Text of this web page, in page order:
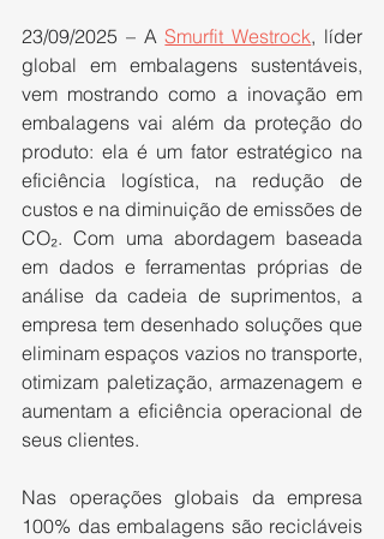
23/09/2025 – A Smurfit Westrock, líder
global em embalagens sustentáveis,
vem mostrando como a inovação em
embalagens vai além da proteção do
produto: ela é um fator estratégico na
eficiência logística, na redução de
custos e na diminuição de emissões de
CO₂. Com uma abordagem baseada
em dados e ferramentas próprias de
análise da cadeia de suprimentos, a
empresa tem desenhado soluções que
eliminam espaços vazios no transporte,
otimizam paletização, armazenagem e
aumentam a eficiência operacional de
seus clientes.
Nas operações globais da empresa
100% das embalagens são recicláveis